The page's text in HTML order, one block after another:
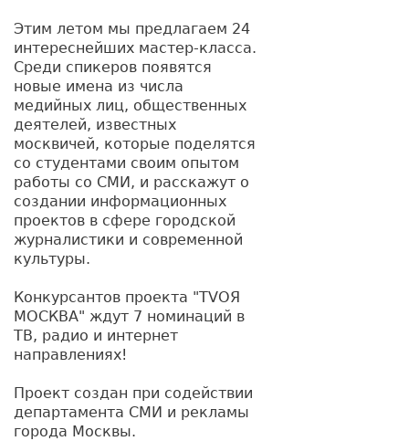
Этим летом мы предлагаем 24
интереснейших мастер-класса.
Среди спикеров появятся
новые имена из числа
медийных лиц, общественных
деятелей, известных
москвичей, которые поделятся
со студентами своим опытом
работы со СМИ, и расскажут о
создании информационных
проектов в сфере городской
журналистики и современной
культуры.
Конкурсантов проекта "TVОЯ
МОСКВА" ждут 7 номинаций в
ТВ, радио и интернет
направлениях!
Проект создан при содействии
департамента СМИ и рекламы
города Москвы.